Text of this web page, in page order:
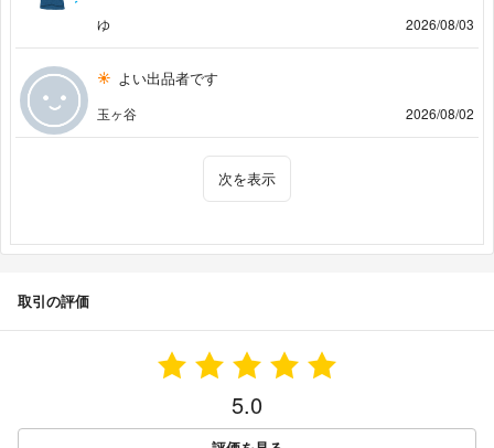
ゆ
2026/08/03
よい出品者です
玉ヶ谷 2026/08/02
次を表示
取引の評価
5.0